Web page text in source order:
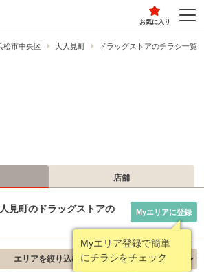
お気に入り
松市中央区 大人見町 ドラッグストアのチラシ一覧
店舗
見町のドラッグストアの
Myエリア登録で簡単
にチラシをチェック
Myエリアに登録
エリアを絞り込む